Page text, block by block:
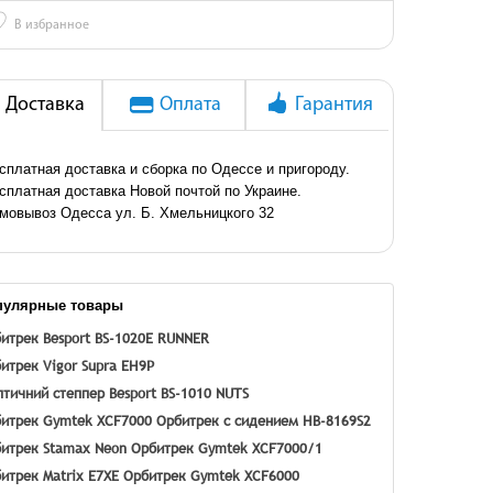
В избранное
Доставка Оплата Гарантия
доставка и сборка по Одессе и пригороду.
доставка Новой почтой по Украине.
Одесса ул. Б. Хмельницкого 32
товары
Besport BS-1020E RUNNER
Vigor Supra EH9P
степпер Besport BS-1010 NUTS
Gymtek XCF7000 Орбитрек с сидением HB-8169S2
Stamax Neon Орбитрек Gymtek XCF7000/1
Matrix E7XE Орбитрек Gymtek XCF6000